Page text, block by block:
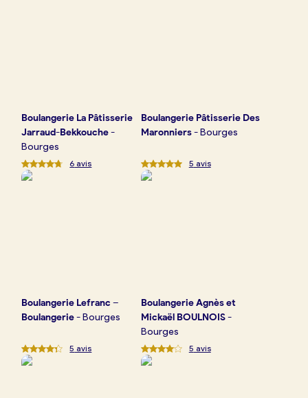
Je crée mon compte Connexion
Boulangerie La Pâtisserie
Jarraud-Bekkouche-
Bourges
6 avis
Boulangerie Pâtisserie Des
Maronniers-Bourges
5 avis
Boulangerie Lefranc –
Boulangerie-Bourges
5 avis
BoulangerieAgnès et
Mickaël BOULNOIS-
Bourges
5 avis